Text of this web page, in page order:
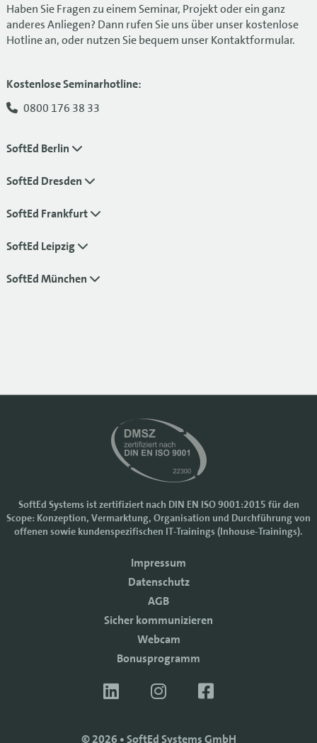
Haben Sie Fragen zu einem Seminar, Projekt oder ein ganz
anderes Anliegen? Dann rufen Sie uns über unser kostenlose
Hotline an, oder nutzen Sie bequem unser Kontaktformular.
Kostenlose Seminarhotline:
0800 176 38 33
SoftEd Berlin
SoftEd Dresden
SoftEd Frankfurt
SoftEd Leipzig
SoftEd München
SoftEd Systems ist zertifiziert nach DIN EN ISO 9001:2015 für den
Scope: Konzeption, Vermarktung, Organisation und Durchführung von
offenen sowie kundenspezifischen IT-Trainings (Inhouse-Trainings).
© 2026 • SoftEd Systems GmbH
Impressum
Datenschutz
AGB
Sicher kommunizieren
Webcam
Bonusprogramm
Cookie-Einstellungen
verbessern. Manche Cookies sind notwendig, damit unsere Website
funktioniert. Mit anderen Cookies können wir die Zugriffe auf die
Mit einem Klick auf "Zustimmen" akzeptieren sie diese Verarbeitung
und auch die Weitergabe Ihrer Daten an Drittanbieter. Die Daten
werden für Analysen genutzt. Weitere Informationen, auch zur
Sie können die Verwendung von Cookies